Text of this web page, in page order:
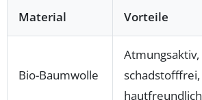
Material Vorteile
Bio-Baumwolle
Atmungsaktiv,
schadstofffrei,
hautfreundlich